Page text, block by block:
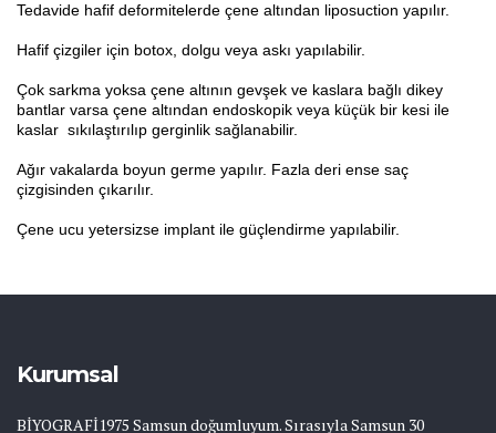
Tedavide hafif deformitelerde çene altından liposuction yapılır.
Hafif çizgiler için botox, dolgu veya askı yapılabilir.
Çok sarkma yoksa çene altının gevşek ve kaslara bağlı dikey
bantlar varsa çene altından endoskopik veya küçük bir kesi ile
kaslar sıkılaştırılıp gerginlik sağlanabilir.
Ağır vakalarda boyun germe yapılır. Fazla deri ense saç
çizgisinden çıkarılır.
Çene ucu yetersizse implant ile güçlendirme yapılabilir.
Kurumsal
BİYOGRAFİ1975 Samsun doğumluyum. Sırasıyla Samsun 30